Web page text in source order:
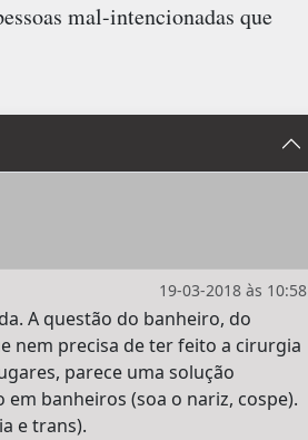
mal-intencionadas que
19-03-2018 às 10:58
A questão do banheiro, do
nem precisa de ter feito a cirurgia
parece uma solução
banheiros (soa o nariz, cospe).
e trans).